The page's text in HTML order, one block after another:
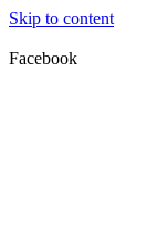
Skip to content
Facebook